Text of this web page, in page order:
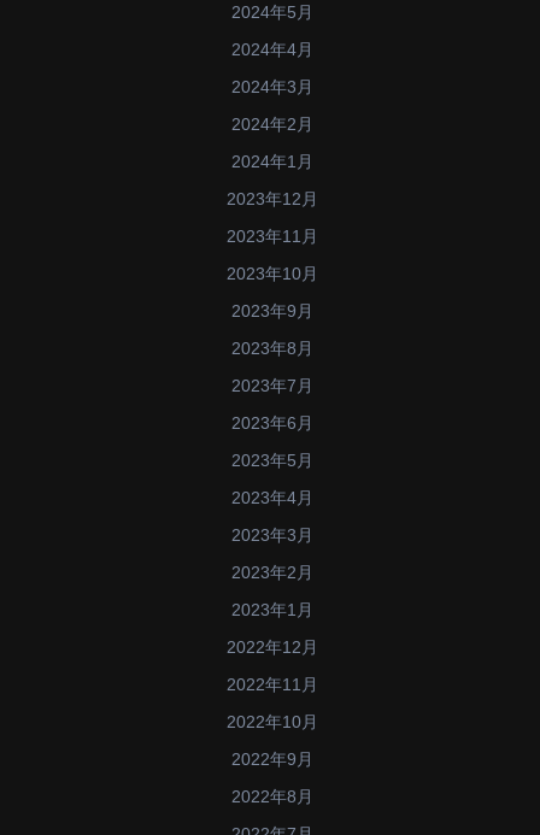
2024年5月
2024年4月
2024年3月
2024年2月
2024年1月
2023年12月
2023年11月
2023年10月
2023年9月
2023年8月
2023年7月
2023年6月
2023年5月
2023年4月
2023年3月
2023年2月
2023年1月
2022年12月
2022年11月
2022年10月
2022年9月
2022年8月